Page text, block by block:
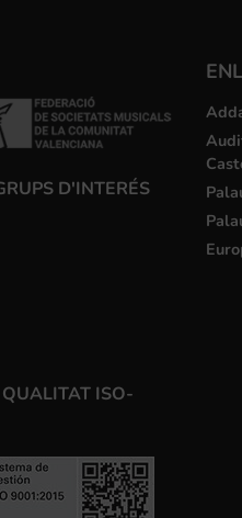
D'INTERÉS
ISO-